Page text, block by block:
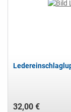
32,00 €